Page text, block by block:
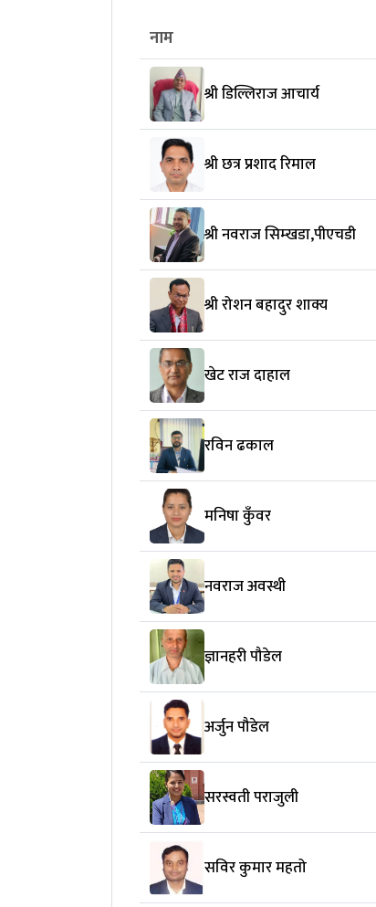
नाम
श्री डिल्लिराज आचार्य
श्री छत्र प्रशाद रिमाल
श्री नवराज सिम्खडा,पीएचडी
श्री रोशन बहादुर शाक्य
खेट राज दाहाल
रविन ढकाल
मनिषा कुँवर
नवराज अवस्थी
ज्ञानहरी पौडेल
अर्जुन पौडेल
सरस्वती पराजुली
सविर कुमार महतो